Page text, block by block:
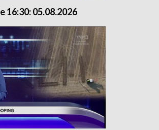
16:30: 05.08.2026